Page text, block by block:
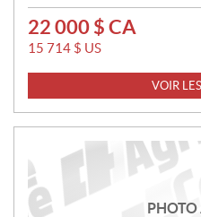
P
R
:
22 000 $ CA
15 714 $ US
VOIR
PHOTO